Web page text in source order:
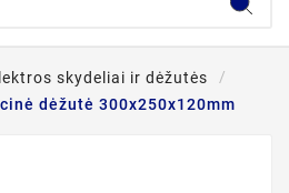
skydeliai ir dėžutės
dėžutė 300x250x120mm